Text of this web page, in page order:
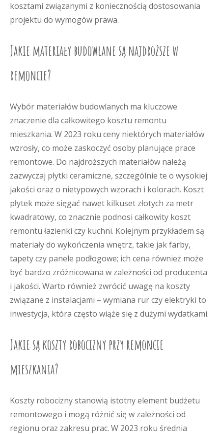
kosztami związanymi z koniecznością dostosowania
projektu do wymogów prawa.
Jakie materiały budowlane są najdroższe w
remoncie?
Wybór materiałów budowlanych ma kluczowe
znaczenie dla całkowitego kosztu remontu
mieszkania. W 2023 roku ceny niektórych materiałów
wzrosły, co może zaskoczyć osoby planujące prace
remontowe. Do najdroższych materiałów należą
zazwyczaj płytki ceramiczne, szczególnie te o wysokiej
jakości oraz o nietypowych wzorach i kolorach. Koszt
płytek może sięgać nawet kilkuset złotych za metr
kwadratowy, co znacznie podnosi całkowity koszt
remontu łazienki czy kuchni. Kolejnym przykładem są
materiały do wykończenia wnętrz, takie jak farby,
tapety czy panele podłogowe; ich cena również może
być bardzo zróżnicowana w zależności od producenta
i jakości. Warto również zwrócić uwagę na koszty
związane z instalacjami – wymiana rur czy elektryki to
inwestycja, która często wiąże się z dużymi wydatkami.
Jakie są koszty robocizny przy remoncie
mieszkania?
Koszty robocizny stanowią istotny element budżetu
remontowego i mogą różnić się w zależności od
regionu oraz zakresu prac. W 2023 roku średnia